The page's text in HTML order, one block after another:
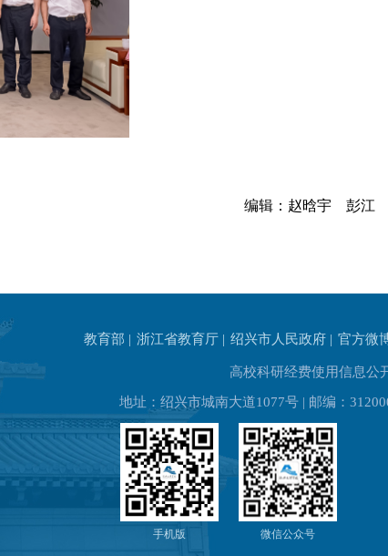
编辑：赵晗宇 彭江
教育部 | 浙江省教育厅 | 绍兴市人民政府 | 官方微
高校科研经费使用信息公
地址：绍兴市城南大道1077号 | 邮编：
手机版 微信公众号